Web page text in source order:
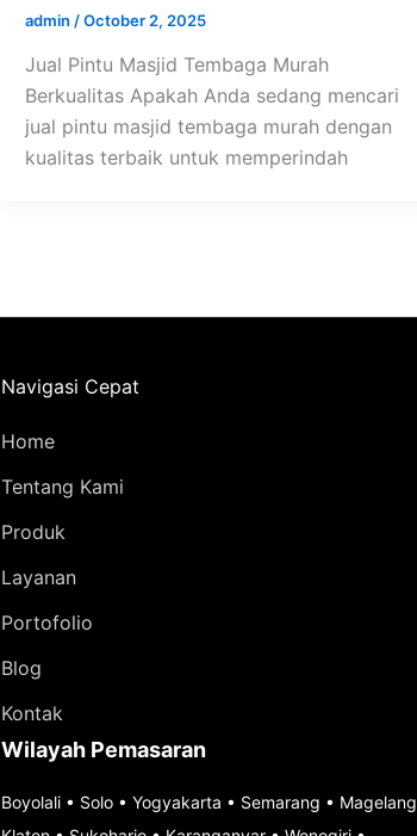
admin /October 2, 2025
Jual Pintu Masjid Tembaga Murah
Berkualitas Apakah Anda sedang mencari
jual pintu masjid tembaga murah dengan
kualitas terbaik untuk memperindah
Navigasi Cepat
Home
Tentang Kami
Produk
Layanan
Portofolio
Blog
Kontak
Wilayah Pemasaran
Boyolali• Solo• Yogyakarta • Semarang • Magelang